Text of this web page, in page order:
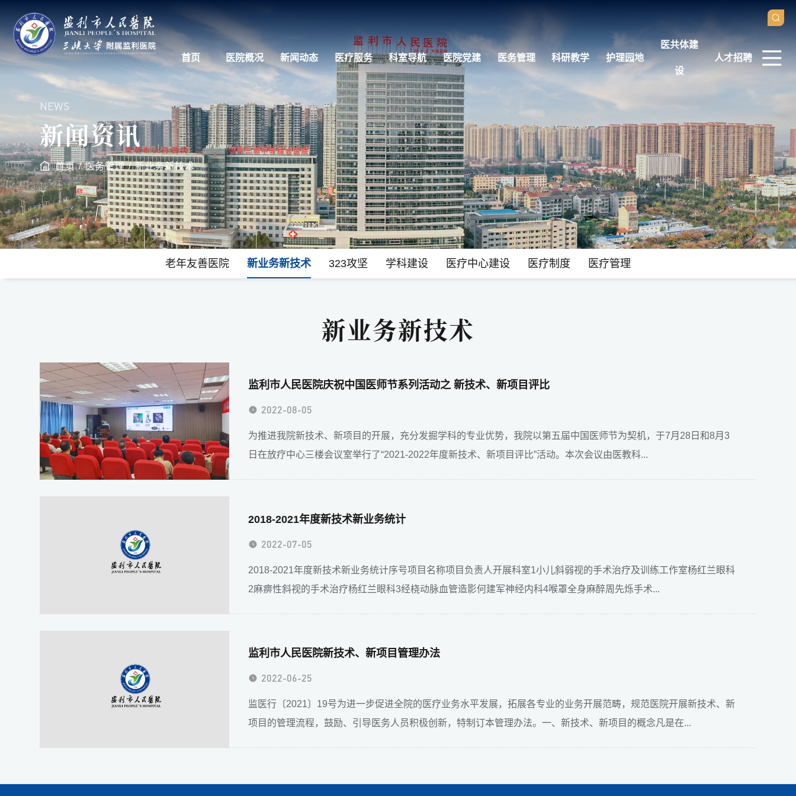
首页 医院概况 新闻动态 医疗服务 科室导航 医院党建 医务管理 科研教学 护理园地
医共体建
设
人才招聘
NEWS
新闻资讯
首页 / 医务管理 / 新业务新技术
老年友善医院 新业务新技术 323攻坚 学科建设 医疗中心建设 医疗制度 医疗管理
新业务新技术
监利市人民医院庆祝中国医师节系列活动之 新技术、新项目评比
2022-08-05
为推进我院新技术、新项目的开展，充分发掘学科的专业优势，我院以第五届中国医师节为契机，于7月28日和8月3
日在放疗中心三楼会议室举行了“2021-2022年度新技术、新项目评比”活动。本次会议由医教科...
2018-2021年度新技术新业务统计
2022-07-05
2018-2021年度新技术新业务统计序号项目名称项目负责人开展科室1小儿斜弱视的手术治疗及训练工作室杨红兰眼科
2麻痹性斜视的手术治疗杨红兰眼科3经桡动脉血管造影何建军神经内科4喉罩全身麻醉周先烁手术...
监利市人民医院新技术、新项目管理办法
2022-06-25
监医行〔2021〕19号为进一步促进全院的医疗业务水平发展，拓展各专业的业务开展范畴，规范医院开展新技术、新
项目的管理流程，鼓励、引导医务人员积极创新，特制订本管理办法。一、新技术、新项目的概念凡是在...